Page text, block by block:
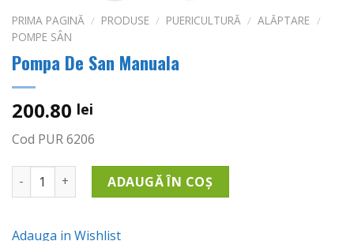
PRIMA PAGINĂ / PRODUSE / PUERICULTURĂ / ALĂPTARE /
POMPE SÂN
Pompa De San Manuala
200.80 lei
Cod PUR 6206
Cantitate Pompa De San Manuala
ADAUGĂ ÎN COȘ
Adauga in Wishlist